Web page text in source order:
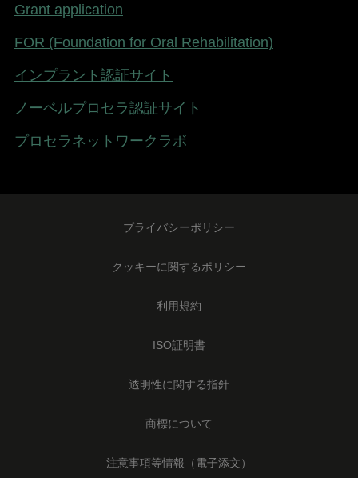
Grant application
FOR (Foundation for Oral Rehabilitation)
インプラント認証サイト
ノーベルプロセラ認証サイト
プロセラネットワークラボ
プライバシーポリシー
クッキーに関するポリシー
利用規約
ISO証明書
透明性に関する指針
商標について
注意事項等情報（電子添文）